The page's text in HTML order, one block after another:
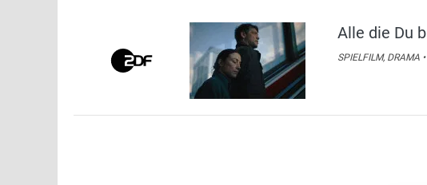
Alle die Du
SPIELFILM, DRAMA